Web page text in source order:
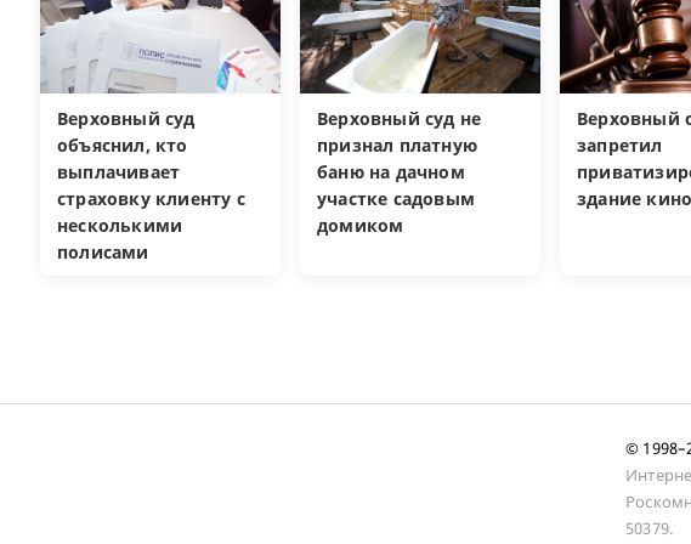
Верховный суд
объяснил, кто
выплачивает
страховку клиенту с
несколькими
полисами
Верховный суд не
признал платную
баню на дачном
участке садовым
домиком
Верховный
запретил
здание
©
50379.